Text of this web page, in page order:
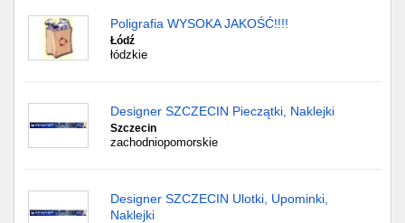
Poligrafia WYSOKA JAKOŚĆ!!!!
Łódź
łódzkie
Designer SZCZECIN Pieczątki, Naklejki
Szczecin
zachodniopomorskie
Designer SZCZECIN Ulotki, Upominki,
Naklejki